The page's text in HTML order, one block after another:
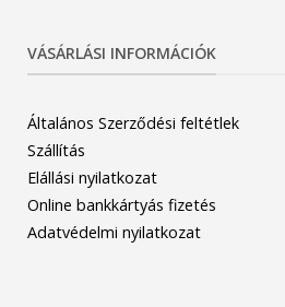
VÁSÁRLÁSI INFORMÁCIÓK
Általános Szerződési feltétlek
Szállítás
Elállási nyilatkozat
Online bankkártyás fizetés
Adatvédelmi nyilatkozat